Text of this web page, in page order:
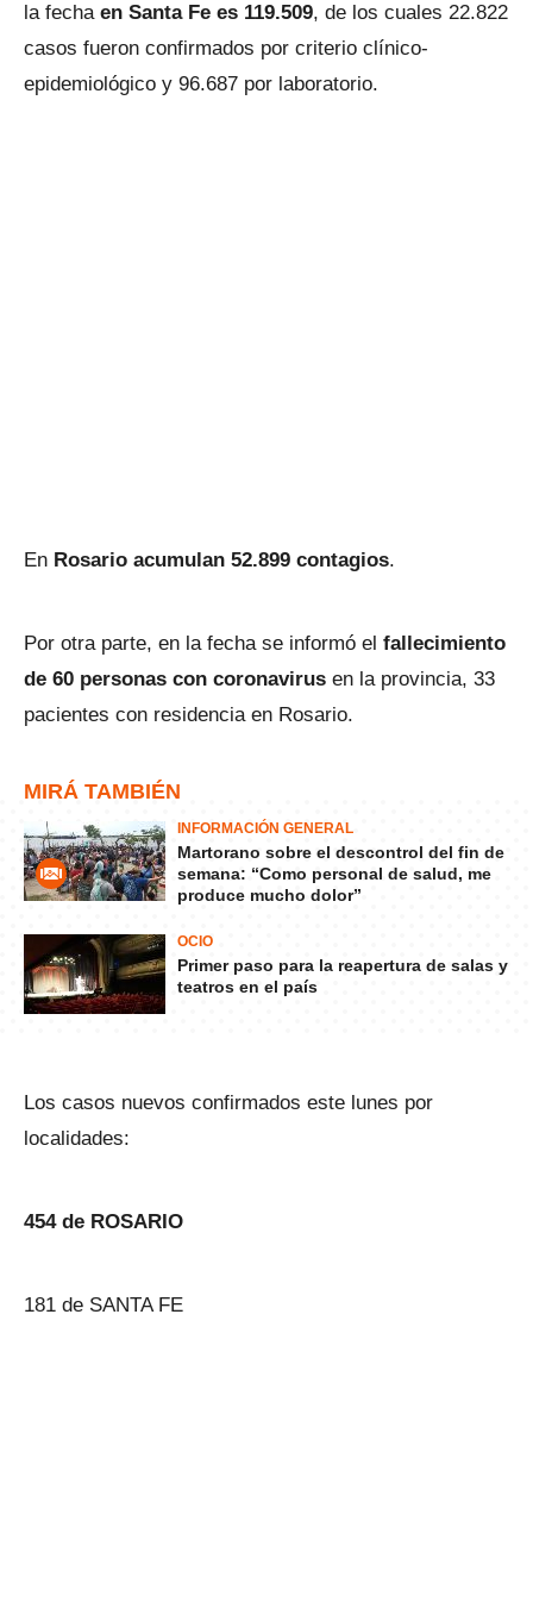
la fechaen Santa Fe es 119.509, de los cuales 22.822
casos fueron confirmados por criterio clínico-
epidemiológico y 96.687 por laboratorio.
En Rosario acumulan 52.899 contagios.
Por otra parte, en la fecha se informó el fallecimiento
de 60 personas con coronavirus en la provincia, 33
pacientes con residencia en Rosario.
MIRÁ TAMBIÉN
INFORMACIÓN GENERAL
Martorano sobre el descontrol del fin de
semana: “Como personal de salud, me
produce mucho dolor”
OCIO
Primer paso para la reapertura de salas y
teatros en el país
Los casos nuevos confirmados este lunes por
localidades:
454 de ROSARIO
181 de SANTA FE